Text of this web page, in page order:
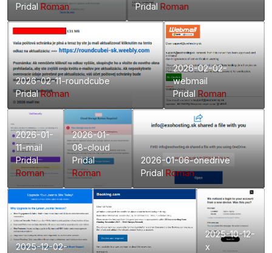
PridalRoman
Pridal Roman
2026-02-11-roundcube
PridalRoman
2026-02-02-
webmail
Pridal Roman
2026-01-
11-mail
Pridal
Roman
2026-01-
08-cloud
Pridal
Roman
2026-01-06-onedrive
Pridal Roman
2025-12-02-
2025-10-12-
x